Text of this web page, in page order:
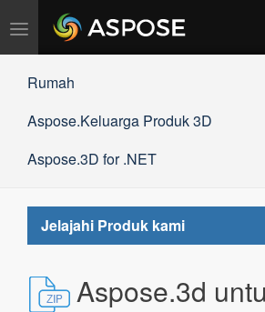
Alihkan
navigasi
Rumah
Aspose.Keluarga Produk 3D
Aspose.3D for .NET
Jelajahi Produk kami
Aspose.3d